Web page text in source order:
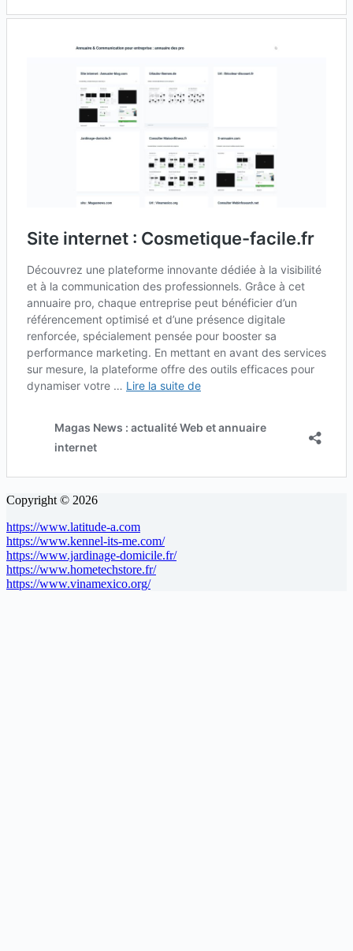
Copyright © 2026
https://www.latitude-a.com
https://www.kennel-its-me.com/
https://www.jardinage-domicile.fr/
https://www.hometechstore.fr/
https://www.vinamexico.org/